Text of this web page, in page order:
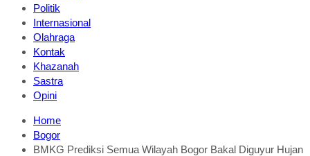
Politik
Internasional
Olahraga
Kontak
Khazanah
Sastra
Opini
Home
Bogor
BMKG Prediksi Semua Wilayah Bogor Bakal Diguyur Hujan